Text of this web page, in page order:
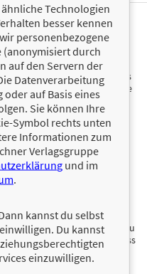
To-do-Listen und Fünf-
ins alltägliche Chaos
Schritt zum Ziel – und sie
geboren. Nachdem sie ihr
abgeschlossen
Design und Illustration
zu studieren.
und macht es zu
Ihren Prozess
Technologien
besser kennen
personenbezogene
(anonymisiert durch
auf den Servern der
Datenverarbeitung
auf Basis eines
Sie können Ihre
Symbol rechts unten
Informationen zum
Verlagsgruppe
und im
.
kannst du selbst
Du kannst
einzuwilligen.